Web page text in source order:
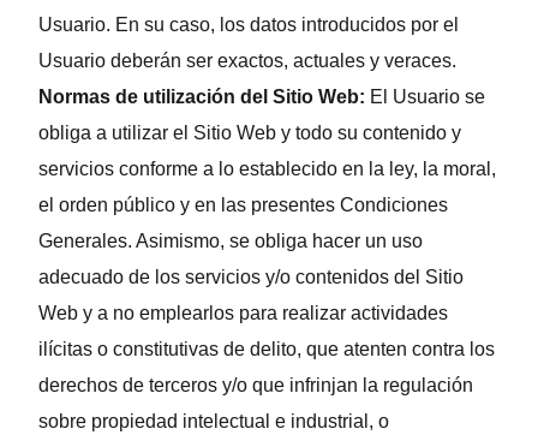
Usuario. En su caso, los datos introducidos por el
Usuario deberán ser exactos, actuales y veraces.
Normas de utilización del Sitio Web: El Usuario se
obliga a utilizar el Sitio Web y todo su contenido y
servicios conforme a lo establecido en la ley, la moral,
el orden público y en las presentes Condiciones
Generales. Asimismo, se obliga hacer un uso
adecuado de los servicios y/o contenidos del Sitio
Web y a no emplearlos para realizar actividades
ilícitas o constitutivas de delito, que atenten contra los
derechos de terceros y/o que infrinjan la regulación
sobre propiedad intelectual e industrial, o